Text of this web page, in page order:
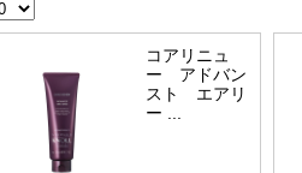
コアリニュ
ー アドバン
スト エアリ
ー ...